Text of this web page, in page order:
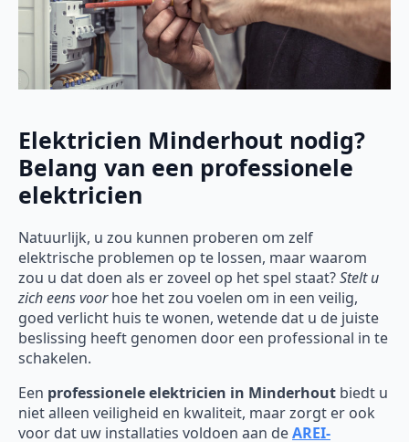
Elektricien Minderhout nodig?
Belang van een professionele
elektricien
Natuurlijk, u zou kunnen proberen om zelf
elektrische problemen op te lossen, maar waarom
zou u dat doen als er zoveel op het spel staat?Stelt u
zich eens voorhoe het zou voelen om in een veilig,
goed verlicht huis te wonen, wetende dat u de juiste
beslissing heeft genomen door een professional in te
schakelen.
Een professionele elektricien in Minderhout biedt u
niet alleen veiligheid en kwaliteit, maar zorgt er ook
voor dat uw installaties voldoen aan deAREI-